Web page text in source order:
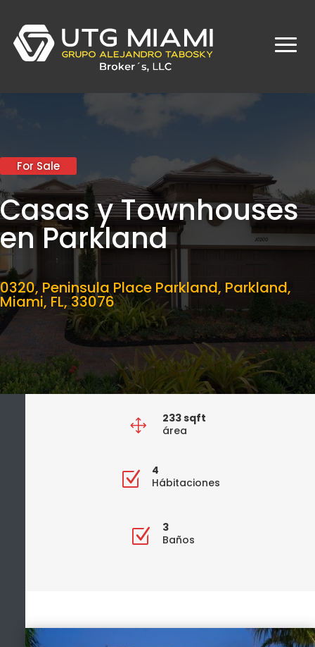
For Sale
Casas y Townhouses
en Parkland
0320, Peninsula Place Parkland, Parkland,
Miami, FL, 33076
1 233sqft
área
Z
4
Hábitaciones
Z
3
Baños